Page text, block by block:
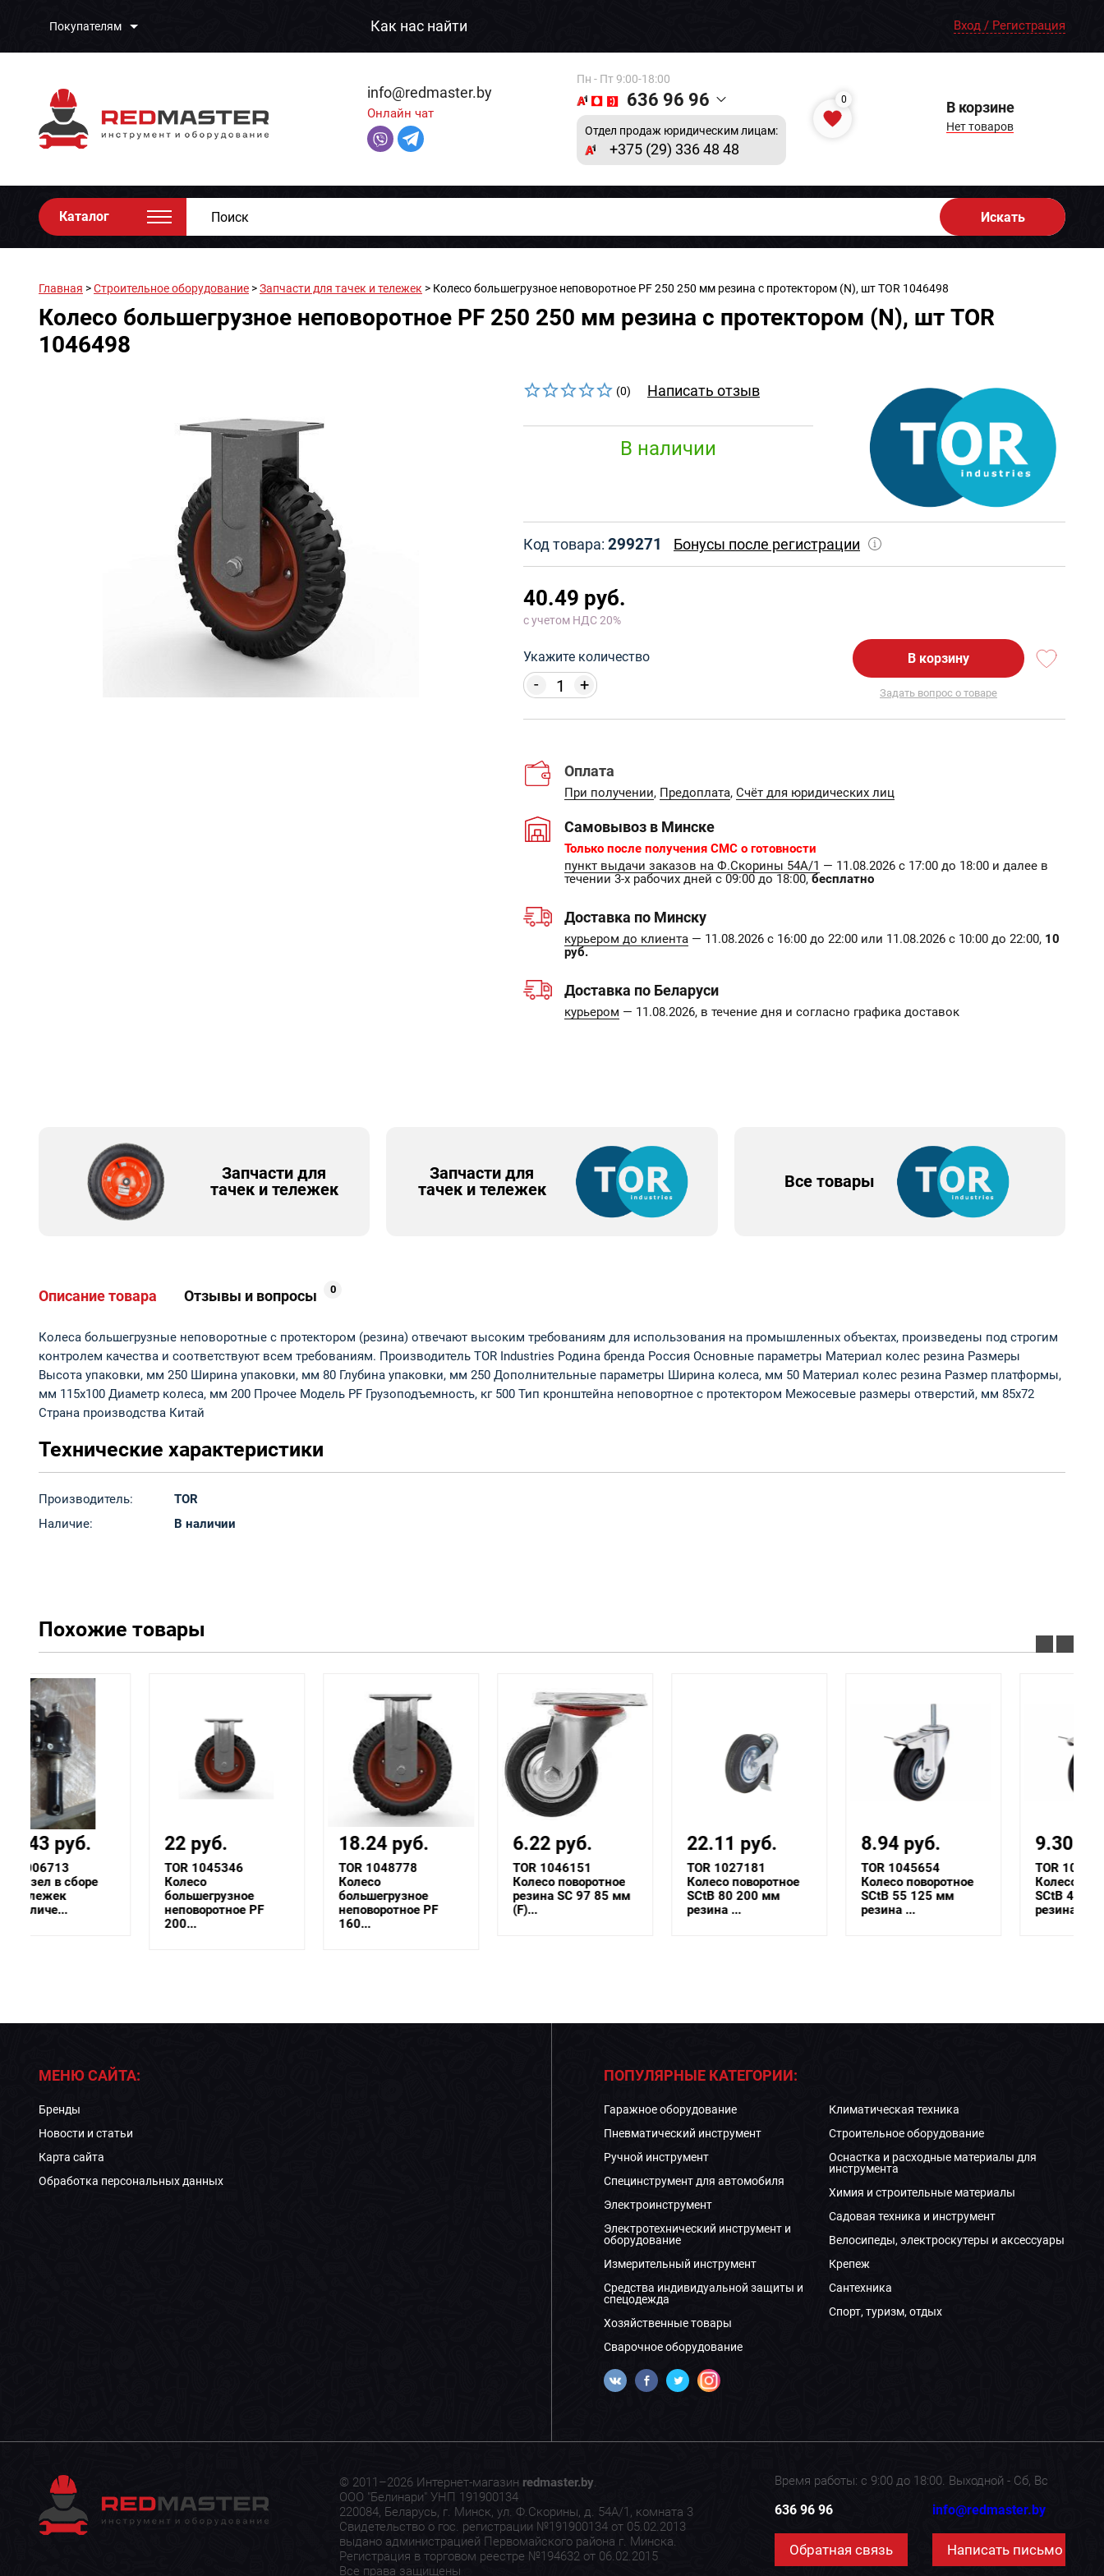
Покупателям Как нас найти Вход / Регистрация
info@redmaster.by
Онлайн чат
Пн - Пт 9:00-18:00
636 96 96
Отдел продаж юридическим лицам:
+375 (29) 336 48 48
0 В корзине
Нет товаров
Каталог Искать
Главная >Строительное оборудование >Запчасти для тачек и тележек > Колесо большегрузное неповоротное PF 250 250 мм резина с протектором (N), шт TOR 1046498
Колесо большегрузное неповоротное PF 250 250 мм резина с протектором (N), шт TOR
1046498
(0) Написать отзыв
В наличии
Код товара: 299271 Бонусы после регистрации
40.49 руб.
с учетом НДС 20%
Укажите количество
+
-
В корзину
Задать вопрос о товаре
Оплата
При получении, Предоплата, Счёт для юридических лиц
Самовывоз в Минске
Только после получения СМС о готовности
пункт выдачи заказов на Ф.Скорины 54А/1 — 11.08.2026 с 17:00 до 18:00 и далее в
течении 3-х рабочих дней с 09:00 до 18:00, бесплатно
Доставка по Минску
курьером до клиента — 11.08.2026 с 16:00 до 22:00 или 11.08.2026 с 10:00 до 22:00, 10
руб.
Доставка по Беларуси
курьером — 11.08.2026, в течение дня и согласно графика доставок
Запчасти для
тачек и тележек
Запчасти для
тачек и тележек
Все товары
Описание товара Отзывы и вопросы 0
Колеса большегрузные неповоротные с протектором (резина) отвечают высоким требованиям для использования на промышленных объектах, произведены под строгим
контролем качества и соответствуют всем требованиям. Производитель TOR Industries Родина бренда Россия Основные параметры Материал колес резина Размеры
Высота упаковки, мм 250 Ширина упаковки, мм 80 Глубина упаковки, мм 250 Дополнительные параметры Ширина колеса, мм 50 Материал колес резина Размер платформы,
мм 115х100 Диаметр колеса, мм 200 Прочее Модель PF Грузоподъемность, кг 500 Тип кронштейна неповортное с протектором Межосевые размеры отверстий, мм 85х72
Страна производства Китай
Технические характеристики
Производитель:
TOR
Наличие:
В наличии
Похожие товары
22 руб.
TOR 1045346
Колесо
большегрузное
неповоротное PF
TOR 1048778
большегрузное
неповоротное PF
6.22 руб.
TOR 1046151
Колесо поворотное
резина SC 97 85 мм
(F)...
22.11 руб.
TOR 1027181
Колесо поворотное
SCtB 80 200 мм
8.94 руб.
TOR 1045654
Колесо поворотное
SCtB 55 125 мм
9.30 руб.
TOR 1047926
Колесо поворотное
SCtB 42 100 мм
МЕНЮ САЙТА:
Бренды
Новости и статьи
Карта сайта
Обработка персональных данных
ПОПУЛЯРНЫЕ КАТЕГОРИИ:
Гаражное оборудование
Пневматический инструмент
Ручной инструмент
Специнструмент для автомобиля
Электроинструмент
Электротехнический инструмент и
оборудование
Измерительный инструмент
Средства индивидуальной защиты и
спецодежда
Хозяйственные товары
Сварочное оборудование
Климатическая техника
Строительное оборудование
Оснастка и расходные материалы для
инструмента
Химия и строительные материалы
Садовая техника и инструмент
Велосипеды, электроскутеры и аксессуары
Крепеж
Сантехника
Спорт, туризм, отдых
© 2011–2026 Интернет-магазин redmaster.by
ООО "Белинари" УНП 191900134
220084, Беларусь, г. Минск, ул. Ф.Скорины, д. 54А/1, комната 3
Свидетельство о гос. регистрации №191900134 от 05.02.2013
выдано администрацией Первомайского района г. Минска.
Регистрация в торговом реестре №194632 от 06.02.2015
Все права защищены
Время работы: с 9:00 до 18:00. Выходной - Сб, Вс
636 96 96
Обратная связь
info@redmaster.by
Написать письмо